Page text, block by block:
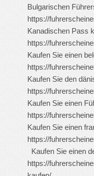
Bulgarischen
https://
Kanadischen Pass
https://
Kaufen Sie einen
https://
Kaufen Sie den
https://
Kaufen Sie einen
https://
Kaufen Sie einen
https://
Kaufen Sie einen
https://